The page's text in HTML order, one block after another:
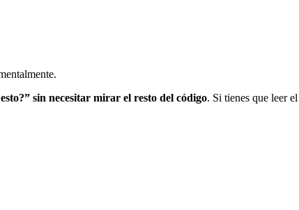
sin necesitar mirar el resto del código. Si tienes que leer